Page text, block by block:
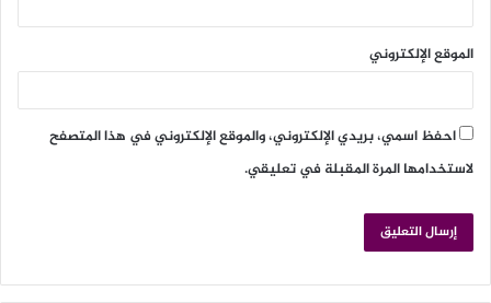
الموقع الإلكتروني
احفظ اسمي، بريدي الإلكتروني، والموقع الإلكتروني في هذا المتصفح
لاستخدامها المرة المقبلة في تعليقي.